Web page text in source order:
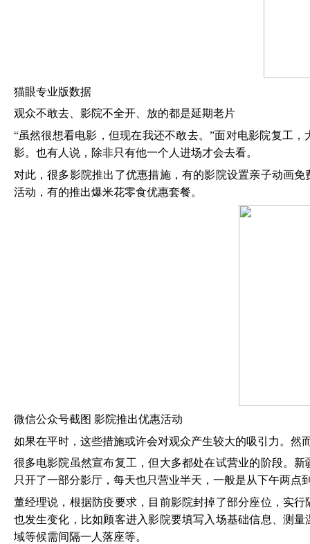
猫眼专业版数据
观众不敢去、影院不全开、放的都是延期老片
“虽然很想看电影，但现在我还不敢去。”面对电影院复工
影。也有人说，除非只有他一个人进场才会去看。
对此，很多影院推出了优惠措施，有的影院设置亲子动画
活动，有的推出爆米花零食优惠套餐。
微信公众号截图 影院推出优惠活动
如果在平时，这些措施或许会对观众产生较大的吸引力。
很多电影院虽然宣布复工，但大多都处在试营业的阶段。
只开了一部分影厅，每天也只营业半天，一般是从下午两点
董经理说，根据防疫要求，目前影院封掉了部分座位，实
也发生变化，比如顾客进入影院要填写入场基础信息、测
域等候需间隔一人落座等。